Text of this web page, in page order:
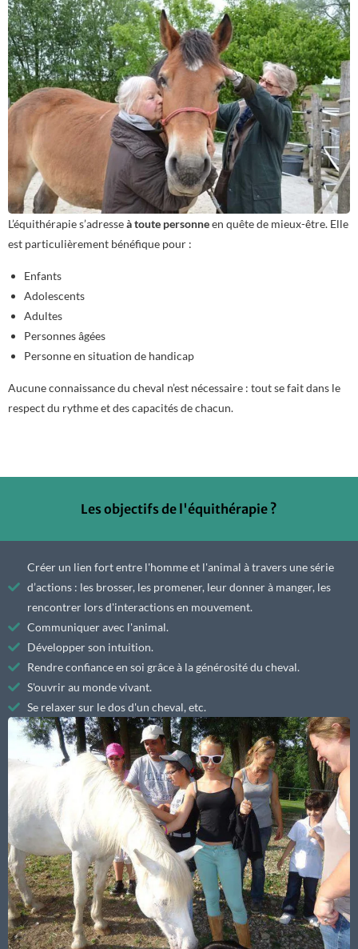
L’équithérapie s’adresseà toute personneen quête de mieux-être. Elle
est particulièrement bénéfique pour :
Enfants
Adolescents
Adultes
Personnes âgées
Personne en situation de handicap
Aucune connaissance du cheval n’est nécessaire : tout se fait dans le
respect du rythme et des capacités de chacun.
Les objectifs de l'équithérapie ?
Créer un lien fort entre l'homme et l'animal à travers une série
d’actions : les brosser, les promener, leur donner à manger, les
rencontrer lors d'interactions en mouvement.
Communiquer avec l'animal.
Développer son intuition.
Rendre confiance en soi grâce à la générosité du cheval.
S'ouvrir au monde vivant.
Se relaxer sur le dos d'un cheval, etc.